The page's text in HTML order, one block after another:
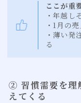
ここが重
・年越し
・1月の
・薄い発
る
② 習慣需要を理
えてくる